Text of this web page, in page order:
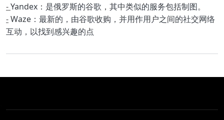
-Yandex：是俄罗斯的谷歌，其中类似的服务包括制图。
-Waze：最新的，由谷歌收购，并用作用户之间的社交网络
互动，以找到感兴趣的点